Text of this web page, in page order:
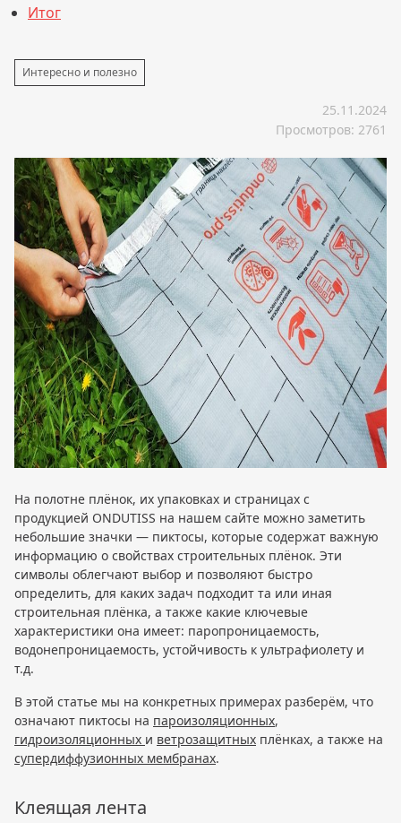
Итог
Интересно и полезно
25.11.2024
Просмотров: 2761
На полотне плёнок, их упаковках и страницах с
продукцией ONDUTISS на нашем сайте можно заметить
небольшие значки — пиктосы, которые содержат важную
информацию о свойствах строительных плёнок. Эти
символы облегчают выбор и позволяют быстро
определить, для каких задач подходит та или иная
строительная плёнка, а также какие ключевые
характеристики она имеет: паропроницаемость,
водонепроницаемость, устойчивость к ультрафиолету и
т.д.
В этой статье мы на конкретных примерах разберём, что
означают пиктосы на пароизоляционных,
гидроизоляционных и ветрозащитных плёнках, а также на
супердиффузионных мембранах.
Клеящая лента